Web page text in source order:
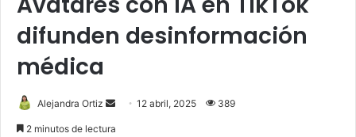
difunden desinformación
médica
Alejandra Ortiz
Send12 abril, 2025 389
2 minutos de lectura